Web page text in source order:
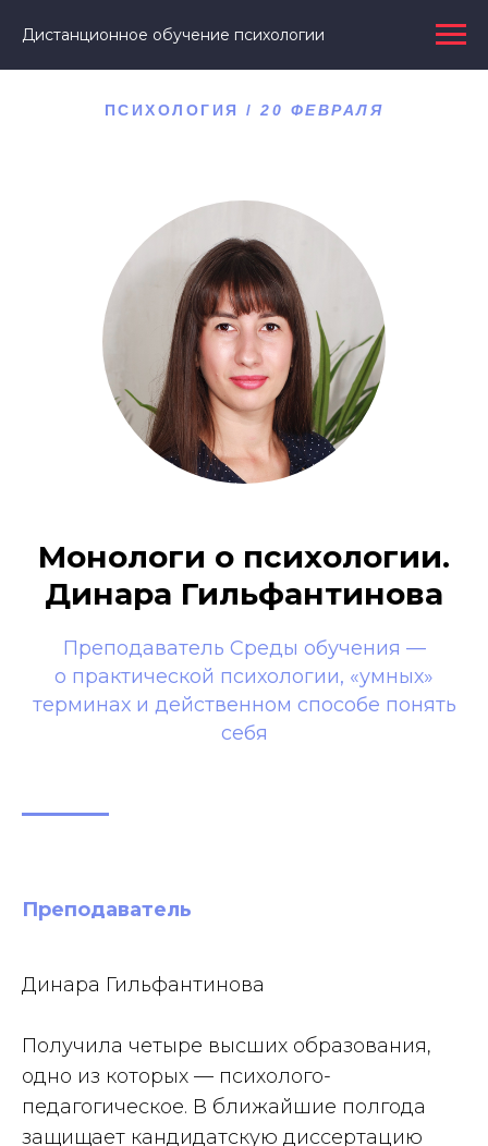
Дистанционное обучение психологии
ПСИХОЛОГИЯ /20 ФЕВРАЛЯ
Монологи о психологии.
Динара Гильфантинова
Преподаватель Среды обучения —
о практической психологии, «умных»
терминах и действенном способе понять
себя
Преподаватель
Динара Гильфантинова
Получила четыре высших образования,
одно из которых — психолого-
педагогическое. В ближайшие полгода
защищает кандидатскую диссертацию